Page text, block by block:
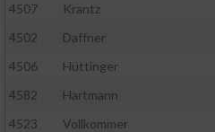
4507
Krantz
4502
Daffner
4506
Hüttinger
4582
Hartmann
4523
Vollkommer